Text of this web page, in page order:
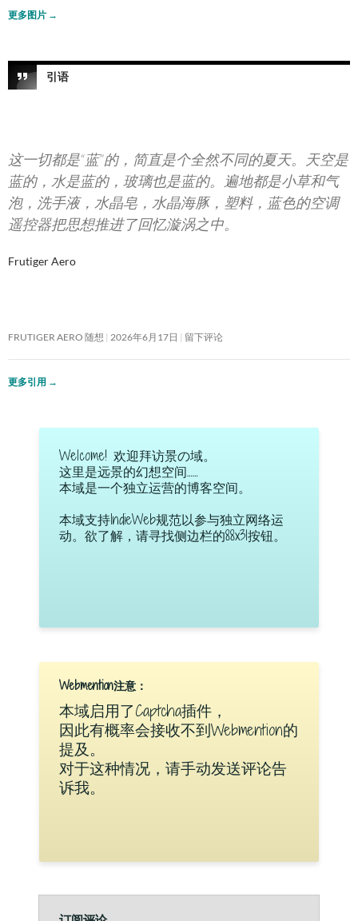
更多图片 →
引语
这一切都是“蓝”的，简直是个全然不同的夏天。天空是
蓝的，水是蓝的，玻璃也是蓝的。遍地都是小草和气
泡，洗手液，水晶皂，水晶海豚，塑料，蓝色的空调
遥控器把思想推进了回忆漩涡之中。
Frutiger Aero
FRUTIGER AERO 随想 2026年6月17日 留下评论
更多引用 →
Welcome! 欢迎拜访景の域。
这里是远景的幻想空间……
本域是一个独立运营的博客空间。
本域支持IndieWeb规范以参与独立网络运
动。欲了解，请寻找侧边栏的88x31按钮。
Webmention注意：
本域启用了Captcha插件，
因此有概率会接收不到Webmention的
提及。
对于这种情况，请手动发送评论告
诉我。